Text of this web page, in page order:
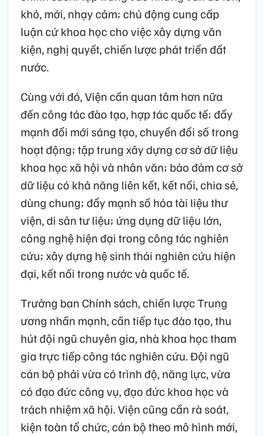
khó, mới, nhạy cảm; chủ động cung cấp
luận cứ khoa học cho việc xây dựng văn
kiện, nghị quyết, chiến lược phát triển đất
nước.
Cùng với đó, Viện cần quan tâm hơn nữa
đến công tác đào tạo, hợp tác quốc tế; đẩy
mạnh đổi mới sáng tạo, chuyển đổi số trong
hoạt động; tập trung xây dựng cơ sở dữ liệu
khoa học xã hội và nhân văn; bảo đảm cơ sở
dữ liệu có khả năng liên kết, kết nối, chia sẻ,
dùng chung; đẩy mạnh số hóa tài liệu thư
viện, di sản tư liệu; ứng dụng dữ liệu lớn,
công nghệ hiện đại trong công tác nghiên
cứu; xây dựng hệ sinh thái nghiên cứu hiện
đại, kết nối trong nước và quốc tế.
Trưởng ban Chính sách, chiến lược Trung
ương nhấn mạnh, cần tiếp tục đào tạo, thu
hút đội ngũ chuyên gia, nhà khoa học tham
gia trực tiếp công tác nghiên cứu. Đội ngũ
cán bộ phải vừa có trình độ, năng lực, vừa
có đạo đức công vụ, đạo đức khoa học và
trách nhiệm xã hội. Viện cũng cần rà soát,
kiện toàn tổ chức, cán bộ theo mô hình mới,